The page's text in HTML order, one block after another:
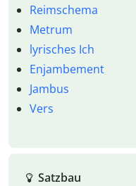
Reimschema
Metrum
lyrisches Ich
Enjambement
Jambus
Vers
Satzbau